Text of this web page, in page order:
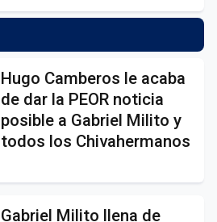
Hugo Camberos le acaba
de dar la PEOR noticia
posible a Gabriel Milito y
todos los Chivahermanos
Gabriel Milito llena de